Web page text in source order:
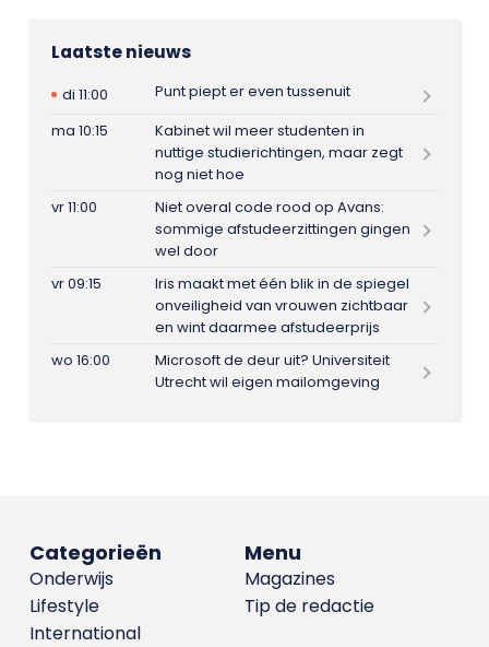
Laatste nieuws
di 11:00
Punt piept er even tussenuit
ma 10:15
Kabinet wil meer studenten in
nuttige studierichtingen, maar zegt
nog niet hoe
vr 11:00
Niet overal code rood op Avans:
sommige afstudeerzittingen gingen
wel door
vr 09:15
Iris maakt met één blik in de spiegel
onveiligheid van vrouwen zichtbaar
en wint daarmee afstudeerprijs
wo 16:00
Microsoft de deur uit? Universiteit
Utrecht wil eigen mailomgeving
Menu
Magazines
Tip de redactie
Categorieën
Onderwijs
Lifestyle
International